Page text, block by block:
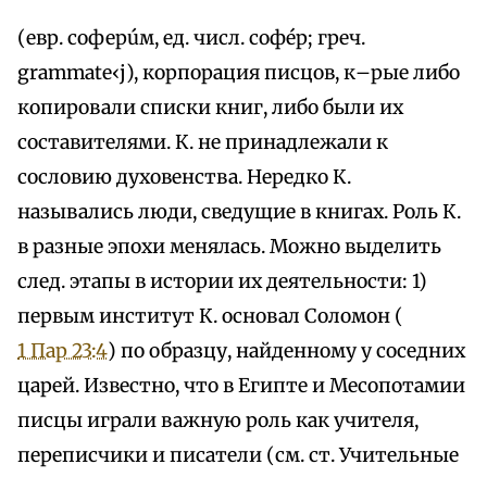
(евр. соферúм, ед. числ. софéр; греч.
grammate‹j), корпорация писцов, к–рые либо
копировали списки книг, либо были их
составителями. К. не принадлежали к
сословию духовенства. Нередко К.
назывались люди, сведущие в книгах. Роль К.
в разные эпохи менялась. Можно выделить
след. этапы в истории их деятельности: 1)
первым институт К. основал Соломон (
1 Пар 23:4) по образцу, найденному у соседних
царей. Известно, что в Египте и Месопотамии
писцы играли важную роль как учителя,
переписчики и писатели (см. ст. Учительные